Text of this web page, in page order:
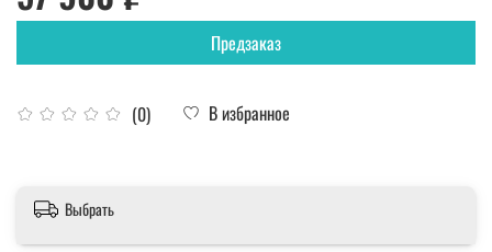
(0) В избранное
Предзаказ
Выбрать